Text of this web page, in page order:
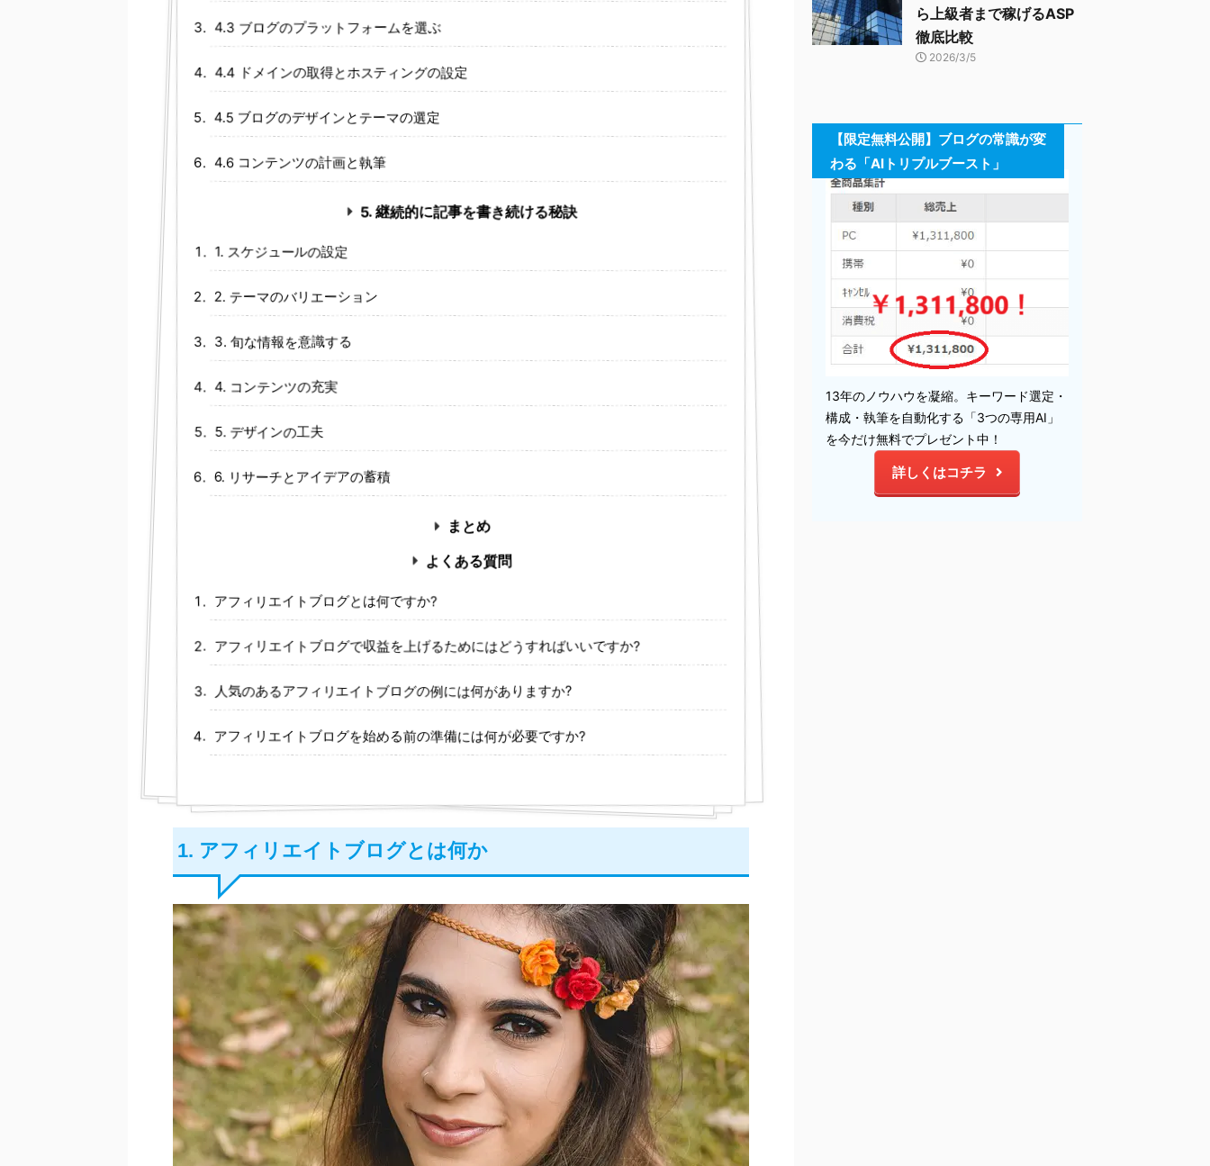
4.3 ブログのプラットフォームを選ぶ
4.4 ドメインの取得とホスティングの設定
4.5 ブログのデザインとテーマの選定
4.6 コンテンツの計画と執筆
5. 継続的に記事を書き続ける秘訣
1. スケジュールの設定
2. テーマのバリエーション
3. 旬な情報を意識する
4. コンテンツの充実
5. デザインの工夫
6. リサーチとアイデアの蓄積
まとめ
よくある質問
アフィリエイトブログとは何ですか?
アフィリエイトブログで収益を上げるためにはどうすればいいですか?
人気のあるアフィリエイトブログの例には何がありますか?
アフィリエイトブログを始める前の準備には何が必要ですか?
1. アフィリエイトブログとは何か
ら上級者まで稼げるASP
徹底比較
2026/3/5
【限定無料公開】ブログの常識が変
わる「AIトリプルブースト」
13年のノウハウを凝縮。キーワード選定・
構成・執筆を自動化する「3つの専用AI」
を今だけ無料でプレゼント中！
詳しくはコチラ